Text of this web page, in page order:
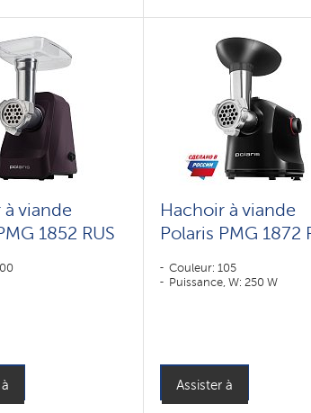
viande
1852 RUS
Hachoir à viande
Polaris PMG 1872
Couleur: 105
Puissance, W: 250 W
Assister à